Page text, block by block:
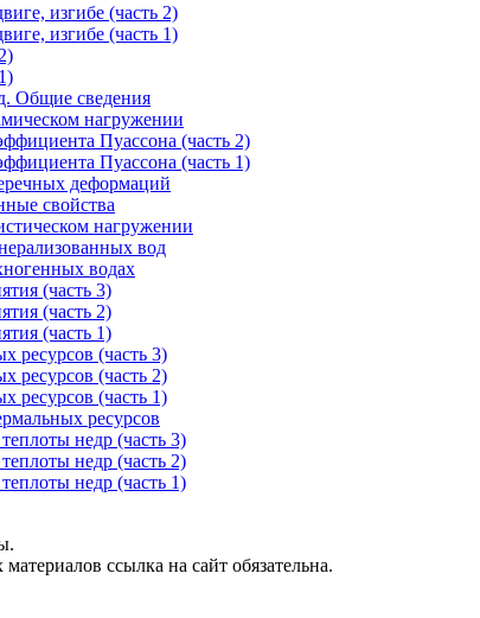
изгибе (часть 2)
изгибе (часть 1)
Общие сведения
нагружении
Пуассона (часть 2)
Пуассона (часть 1)
деформаций
свойства
нагружении
вод
водах
(часть 3)
(часть 2)
(часть 1)
ресурсов (часть 3)
ресурсов (часть 2)
ресурсов (часть 1)
ресурсов
недр (часть 3)
недр (часть 2)
недр (часть 1)
ссылка на сайт обязательна.